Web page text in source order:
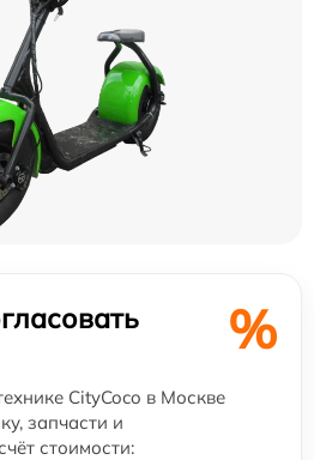
%
CityCoco в Москве
запчасти и
стоимости: